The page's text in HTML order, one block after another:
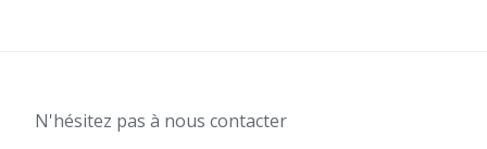
N'hésitez pas à nous contacter